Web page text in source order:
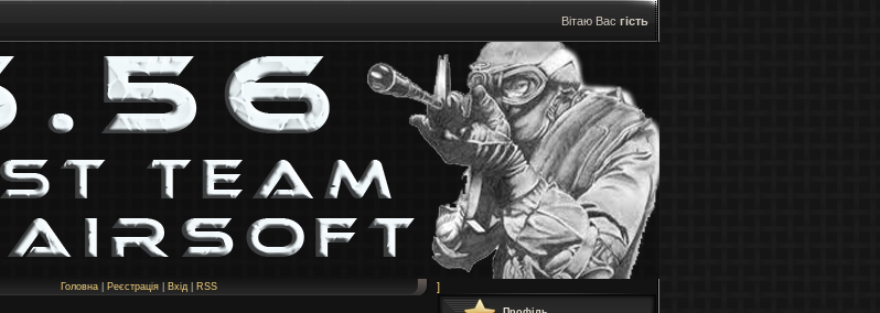
Вітаю Вас гість
Головна Реєстрація Вхід RSS ]